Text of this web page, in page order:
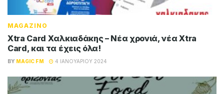
MAGAZINO
Xtra Card Χαλκιαδάκης – Νέα χρονιά, νέα Xtra
Card, και τα έχεις όλα!
BY MAGIC FM 4 ΙΑΝΟΥΑΡΊΟΥ 2024